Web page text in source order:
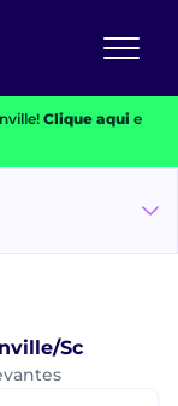
Clique aquie
Sc